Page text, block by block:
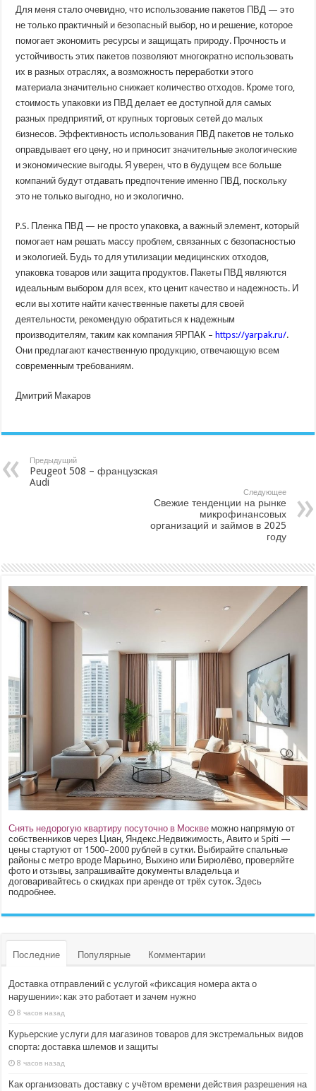
Для меня стало очевидно, что использование пакетов ПВД — это
не только практичный и безопасный выбор, но и решение, которое
помогает экономить ресурсы и защищать природу. Прочность и
устойчивость этих пакетов позволяют многократно использовать
их в разных отраслях, а возможность переработки этого
материала значительно снижает количество отходов. Кроме того,
стоимость упаковки из ПВД делает ее доступной для самых
разных предприятий, от крупных торговых сетей до малых
бизнесов. Эффективность использования ПВД пакетов не только
оправдывает его цену, но и приносит значительные экологические
и экономические выгоды. Я уверен, что в будущем все больше
компаний будут отдавать предпочтение именно ПВД, поскольку
это не только выгодно, но и экологично.
P.S. Пленка ПВД — не просто упаковка, а важный элемент, который
помогает нам решать массу проблем, связанных с безопасностью
и экологией. Будь то для утилизации медицинских отходов,
упаковка товаров или защита продуктов. Пакеты ПВД являются
идеальным выбором для всех, кто ценит качество и надежность. И
если вы хотите найти качественные пакеты для своей
деятельности, рекомендую обратиться к надежным
производителям, таким как компания ЯРПАК –https://yarpak.ru/.
Они предлагают качественную продукцию, отвечающую всем
современным требованиям.
Дмитрий Макаров
Предыдущий
Peugeot 508 – французская
Audi
Следующее
Свежие тенденции на рынке
микрофинансовых
организаций и займов в 2025
году
Снять недорогую квартиру посуточно в Москве можно напрямую от
собственников через Циан, Яндекс.Недвижимость, Авито и Spiti —
цены стартуют от 1500–2000 рублей в сутки. Выбирайте спальные
районы с метро вроде Марьино, Выхино или Бирюлёво, проверяйте
фото и отзывы, запрашивайте документы владельца и
договаривайтесь о скидках при аренде от трёх суток.Здесь
подробнее.
Последние Популярные Комментарии
Доставка отправлений с услугой «фиксация номера акта о
нарушении»: как это работает и зачем нужно
8 часов назад
Курьерские услуги для магазинов товаров для экстремальных видов
спорта: доставка шлемов и защиты
8 часов назад
Как организовать доставку с учётом времени действия разрешения на